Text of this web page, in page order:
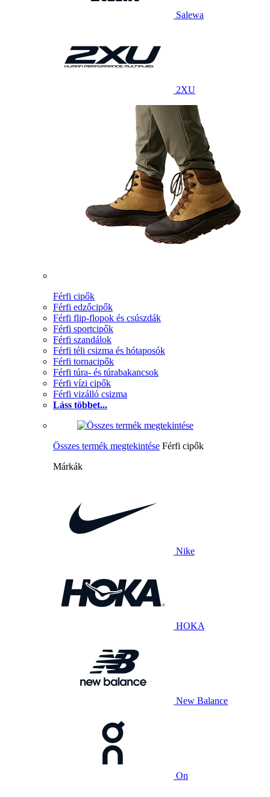
Salewa
2XU
Férfi cipők
Férfi edzőcipők
Férfi flip-flopok és csúszdák
Férfi sportcipők
Férfi szandálok
Férfi téli csizma és hótaposók
Férfi tornacipők
Férfi túra- és túrabakancsok
Férfi vízi cipők
Férfi vizálló csizma
Láss többet...
Összes termék megtekintése Férfi cipők
Márkák
Nike
HOKA
New Balance
On